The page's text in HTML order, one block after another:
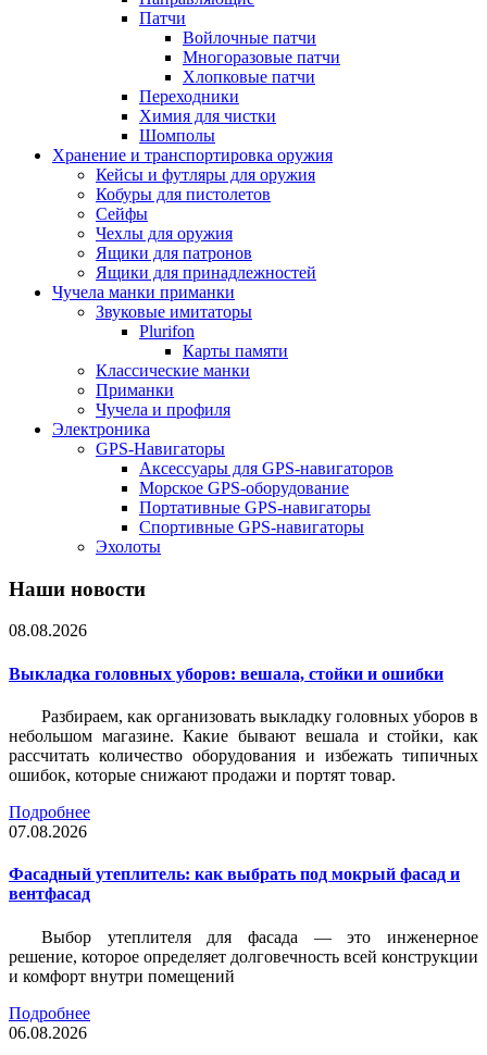
Патчи
Войлочные патчи
Многоразовые патчи
Хлопковые патчи
Переходники
Химия для чистки
Шомполы
Хранение и транспортировка оружия
Кейсы и футляры для оружия
Кобуры для пистолетов
Сейфы
Чехлы для оружия
Ящики для патронов
Ящики для принадлежностей
Чучела манки приманки
Звуковые имитаторы
Plurifon
Карты памяти
Классические манки
Приманки
Чучела и профиля
Электроника
GPS-Навигаторы
Аксессуары для GPS-навигаторов
Морское GPS-оборудование
Портативные GPS-навигаторы
Спортивные GPS-навигаторы
Эхолоты
Наши новости
08.08.2026
Выкладка головных уборов: вешала, стойки и ошибки
Разбираем, как организовать выкладку головных уборов в
небольшом магазине. Какие бывают вешала и стойки, как
рассчитать количество оборудования и избежать типичных
ошибок, которые снижают продажи и портят товар.
Подробнее
07.08.2026
Фасадный утеплитель: как выбрать под мокрый фасад и
вентфасад
Выбор утеплителя для фасада — это инженерное
решение, которое определяет долговечность всей конструкции
и комфорт внутри помещений
Подробнее
06.08.2026